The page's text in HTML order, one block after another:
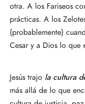
otra. A los Fariseos
prácticas. A los
(probablemente)
Cesar y a Dios lo que
Jesús trajo la cultura
más allá de lo que